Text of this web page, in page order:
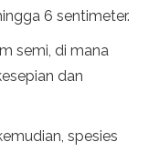
6 sentimeter.
semi, di mana
dan
spesies